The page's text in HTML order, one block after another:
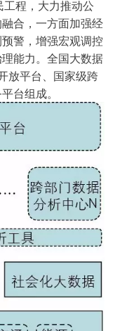
工程，大力推动公
合，一方面加强经
警，增强宏观调控
能力。全国大数据
放平台、国家级跨
台组成。